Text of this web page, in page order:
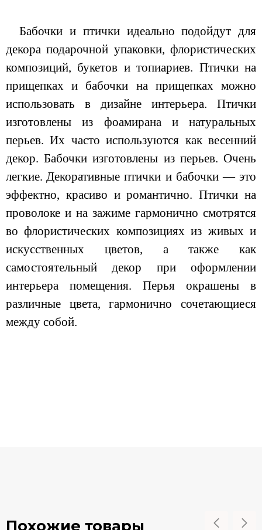
Бабочки и птички идеально подойдут для
декора подарочной упаковки, флористических
композиций, букетов и топиариев. Птички на
прищепках и бабочки на прищепках можно
использовать в дизайне интерьера. Птички
изготовлены из фоамирана и натуральных
перьев. Их часто используются как весенний
декор. Бабочки изготовлены из перьев. Очень
легкие. Декоративные птички и бабочки — это
эффектно, красиво и романтично. Птички на
проволоке и на зажиме гармонично смотрятся
во флористических композициях из живых и
искусственных цветов, а также как
самостоятельный декор при оформлении
интерьера помещения. Перья окрашены в
различные цвета, гармонично сочетающиеся
между собой.
Похожие товары